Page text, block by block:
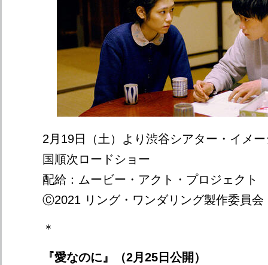
2月19日（土）より渋谷シアター・イメ
国順次ロードショー
配給：ムービー・アクト・プロジェクト
Ⓒ2021 リング・ワンダリング製作委員会
＊
『愛なのに』（2月25日公開）